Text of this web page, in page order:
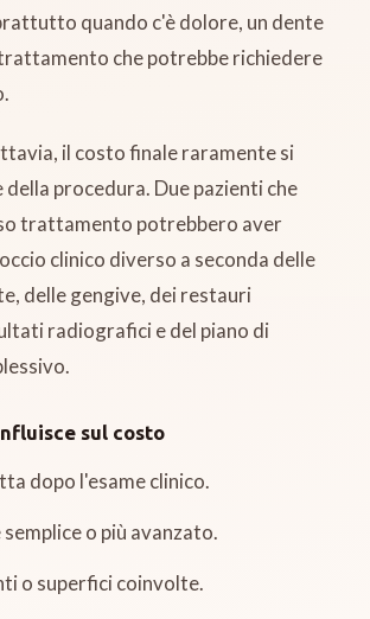
quando c'è dolore, un dente
che potrebbe richiedere
il costo finale raramente si
della procedura. Due pazienti che
trattamento potrebbero aver
clinico diverso a seconda delle
delle gengive, dei restauri
radiografici e del piano di
sul costo
dopo l'esame clinico.
semplice o più avanzato.
o superfici coinvolte.